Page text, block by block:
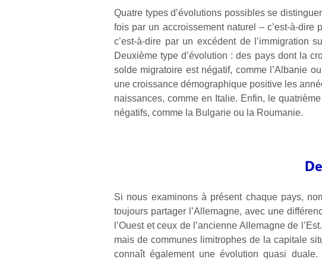
Quatre types d’évolutions possibles se
fois par un accroissement naturel – c’est-à-
c’est-à-dire par un excédent de l’immigration
Deuxième type d’évolution : des pays dont la
solde migratoire est négatif, comme l’Albanie
une croissance démographique positive les
naissances, comme en Italie. Enfin, le
négatifs, comme la Bulgarie ou la Roumanie.
Si nous examinons à présent chaque pays,
toujours partager l’Allemagne, avec une
l’Ouest et ceux de l’ancienne Allemagne de
mais de communes limitrophes de la capitale
connaît également une évolution quasi